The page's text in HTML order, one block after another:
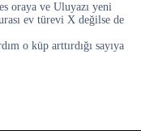
oraya ve Uluyazı yeni
ev türevi X değilse de
o küp arttırdığı sayıya